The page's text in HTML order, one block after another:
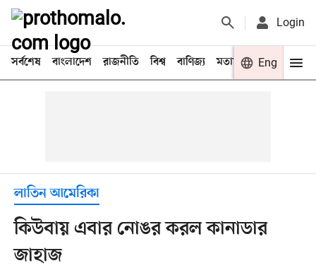
Login
সর্বশেষ বাংলাদেশ রাজনীতি বিশ্ব বাণিজ্য মতামত খেলা
Eng
লাতিন আমেরিকা
কিউবায় এবার নোঙর করল কানাডার
জাহাজ